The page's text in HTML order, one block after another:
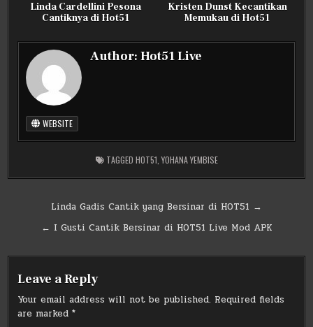
Linda Cardellini Pesona
Cantiknya di Hot51
Kristen Dunst Kecantikan
Memukau di Hot51
Author:Hot51 Live
WEBSITE
TAGGED HOT51 ,YOHANA YEMBISE
navigation
Linda Gadis Cantik yang Bersinar di HOT51 →
← I Gusti Cantik Bersinar di HOT51 Live Mod APK
Leave a Reply
Your email address will not be published. Required fields
are marked*